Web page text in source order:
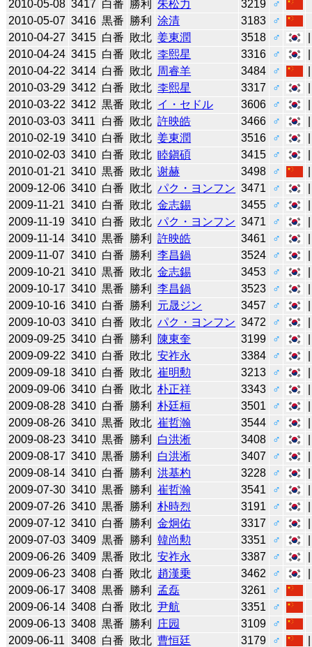
2010-05-08 3417 白番 勝利 朱松力 3219
♂
2010-05-07 3416 黒番 勝利 涂清 3183
♂
2010-04-27 3415 白番 敗北 姜東潤 3518 ♂
2010-04-24 3415 白番 敗北 李熙星 3316 ♂
2010-04-22 3414 白番 敗北 周睿羊 3484 ♂
2010-03-29 3412 白番 敗北 李熙星 3317 ♂
2010-03-22 3412 黒番 敗北 イ・セドル 3606 ♂
2010-03-03 3411 白番 敗北 許映皓 3466 ♂
2010-02-19 3410 白番 敗北 姜東潤 3516 ♂
2010-02-03 3410 白番 敗北 睦鎭碩 3415 ♂
2010-01-21 3410 黒番 敗北 谢赫 3498 ♂
2009-12-06 3410 白番 敗北 パク・ヨンフン 3471 ♂
2009-11-21 3410 白番 敗北 金志錫 3455 ♂
2009-11-19 3410 白番 敗北 パク・ヨンフン 3471 ♂
2009-11-14 3410 黒番 勝利 許映皓 3461 ♂
2009-11-07 3410 白番 勝利 李昌鍋 3524 ♂
2009-10-21 3410 黒番 敗北 金志錫 3453 ♂
2009-10-17 3410 黒番 勝利 李昌鍋 3523 ♂
2009-10-16 3410 白番 勝利 元晟ジン 3457 ♂
2009-10-03 3410 白番 敗北 パク・ヨンフン 3472 ♂
2009-09-25 3410 白番 勝利 陳東奎 3199 ♂
2009-09-22 3410 白番 敗北 安祚永 3384 ♂
2009-09-18 3410 白番 敗北 崔明勲 3213 ♂
2009-09-06 3410 白番 敗北 朴正祥 3343 ♂
2009-08-28 3410 白番 勝利 朴廷桓 3501 ♂
2009-08-26 3410 黒番 敗北 崔哲瀚 3544 ♂
2009-08-23 3410 黒番 勝利 白洪淅 3408 ♂
2009-08-17 3410 黒番 勝利 白洪淅 3407 ♂
2009-08-14 3410 白番 勝利 洪基杓 3228 ♂
2009-07-30 3410 黒番 勝利 崔哲瀚 3541 ♂
2009-07-26 3410 黒番 勝利 朴時烈 3191 ♂
2009-07-12 3410 白番 勝利 金炯佑 3317 ♂
2009-07-03 3409 黒番 勝利 韓尚勲 3351 ♂
2009-06-26 3409 黒番 敗北 安祚永 3387 ♂
2009-06-23 3408 白番 敗北 趙漢乗 3462 ♂
2009-06-17 3408 黒番 勝利 孟磊 3261
♂
2009-06-14 3408 白番 敗北 尹航 3351
♂
2009-06-13 3408 黒番 勝利 庄园 3109
♂
2009-06-11 3408 白番 敗北 曹恒廷 3179 ♂